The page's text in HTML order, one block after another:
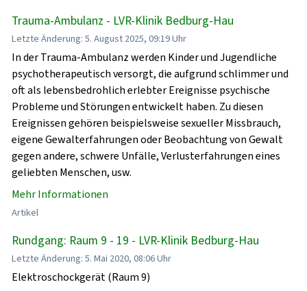
Trauma-Ambulanz - LVR-Klinik Bedburg-Hau
Letzte Änderung: 5. August 2025, 09:19 Uhr
In der Trauma-Ambulanz werden Kinder und Jugendliche
psychotherapeutisch versorgt, die aufgrund schlimmer und
oft als lebensbedrohlich erlebter Ereignisse psychische
Probleme und Störungen entwickelt haben. Zu diesen
Ereignissen gehören beispielsweise sexueller Missbrauch,
eigene Gewalterfahrungen oder Beobachtung von Gewalt
gegen andere, schwere Unfälle, Verlusterfahrungen eines
geliebten Menschen, usw.
Mehr Informationen
Artikel
Rundgang: Raum 9 - 19 - LVR-Klinik Bedburg-Hau
Letzte Änderung: 5. Mai 2020, 08:06 Uhr
Elektroschockgerät (Raum 9)